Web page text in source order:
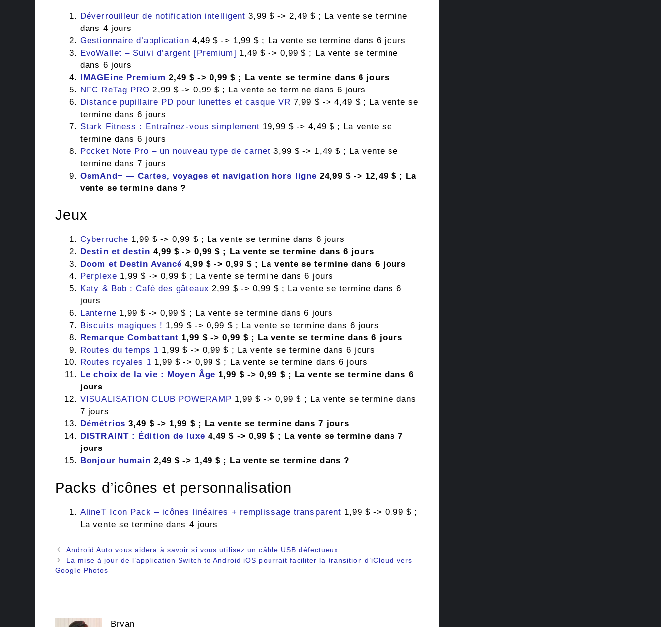
Déverrouilleur de notification intelligent 3,99 $ -> 2,49 $ ; La vente se termine
dans 4 jours
Gestionnaire d’application 4,49 $ -> 1,99 $ ; La vente se termine dans 6 jours
EvoWallet – Suivi d’argent [Premium] 1,49 $ -> 0,99 $ ; La vente se termine
dans 6 jours
IMAGEine Premium 2,49 $ -> 0,99 $ ; La vente se termine dans 6 jours
NFC ReTag PRO 2,99 $ -> 0,99 $ ; La vente se termine dans 6 jours
Distance pupillaire PD pour lunettes et casque VR 7,99 $ -> 4,49 $ ; La vente se
termine dans 6 jours
Stark Fitness : Entraînez-vous simplement 19,99 $ -> 4,49 $ ; La vente se
termine dans 6 jours
Pocket Note Pro – un nouveau type de carnet 3,99 $ -> 1,49 $ ; La vente se
termine dans 7 jours
OsmAnd+ — Cartes, voyages et navigation hors ligne 24,99 $ -> 12,49 $ ; La
vente se termine dans ?
Jeux
Cyberruche 1,99 $ -> 0,99 $ ; La vente se termine dans 6 jours
Destin et destin 4,99 $ -> 0,99 $ ; La vente se termine dans 6 jours
Doom et Destin Avancé 4,99 $ -> 0,99 $ ; La vente se termine dans 6 jours
Perplexe 1,99 $ -> 0,99 $ ; La vente se termine dans 6 jours
Katy & Bob : Café des gâteaux 2,99 $ -> 0,99 $ ; La vente se termine dans 6
jours
Lanterne 1,99 $ -> 0,99 $ ; La vente se termine dans 6 jours
Biscuits magiques ! 1,99 $ -> 0,99 $ ; La vente se termine dans 6 jours
Remarque Combattant 1,99 $ -> 0,99 $ ; La vente se termine dans 6 jours
Routes du temps 1 1,99 $ -> 0,99 $ ; La vente se termine dans 6 jours
Routes royales 1 1,99 $ -> 0,99 $ ; La vente se termine dans 6 jours
Le choix de la vie : Moyen Âge 1,99 $ -> 0,99 $ ; La vente se termine dans 6
jours
VISUALISATION CLUB POWERAMP 1,99 $ -> 0,99 $ ; La vente se termine dans
7 jours
Démétrios 3,49 $ -> 1,99 $ ; La vente se termine dans 7 jours
DISTRAINT : Édition de luxe 4,49 $ -> 0,99 $ ; La vente se termine dans 7
jours
Bonjour humain 2,49 $ -> 1,49 $ ; La vente se termine dans ?
Packs d’icônes et personnalisation
AlineT Icon Pack – icônes linéaires + remplissage transparent 1,99 $ -> 0,99 $ ;
La vente se termine dans 4 jours
Navigation
des
articles
Android Auto vous aidera à savoir si vous utilisez un câble USB défectueux
La mise à jour de l’application Switch to Android iOS pourrait faciliter la transition d’iCloud vers
Google Photos
Bryan